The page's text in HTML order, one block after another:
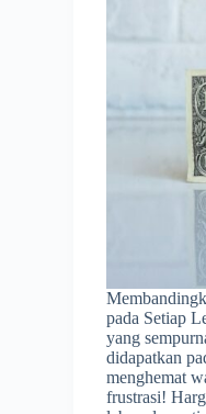
pada Setiap
yang
didapatkan
menghemat
frustrasi!